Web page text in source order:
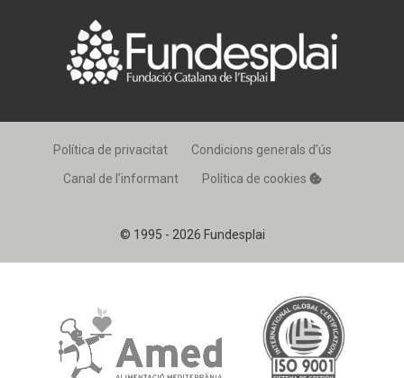
© 1995 - 2026 Fundesplai
Política de privacitat
Condicions generals d’ús
Canal de l’informant
Política de cookies